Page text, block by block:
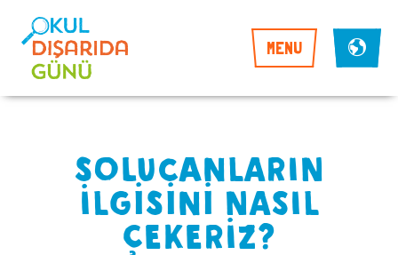
MENU
SOLUCANLARIN
İLGİSİNİ NASIL
ÇEKERİZ?